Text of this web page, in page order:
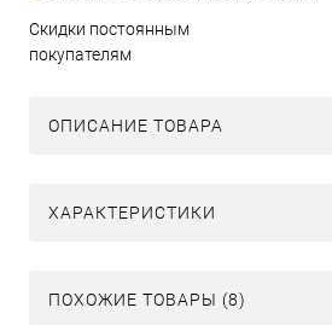
Скидки постоянным
покупателям
ОПИСАНИЕ ТОВАРА
ХАРАКТЕРИСТИКИ
ПОХОЖИЕ ТОВАРЫ (8)